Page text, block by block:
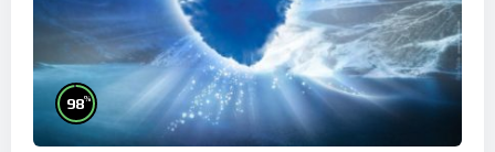
98%